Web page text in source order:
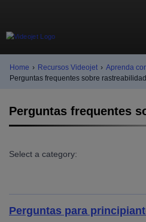
Home › Recursos Videojet › Aprenda
Perguntas frequentes sobre
Perguntas frequentes
Select a category:
Perguntas para